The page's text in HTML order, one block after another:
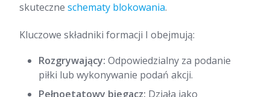
skuteczne schematy blokowania.
Kluczowe składniki formacji I obejmują:
Rozgrywający: Odpowiedzialny za podanie
piłki lub wykonywanie podań akcji.
Pełnoetatowy biegacz: Działa jako